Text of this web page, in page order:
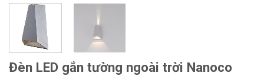
Đèn LED gắn tường ngoài trời Nanoco